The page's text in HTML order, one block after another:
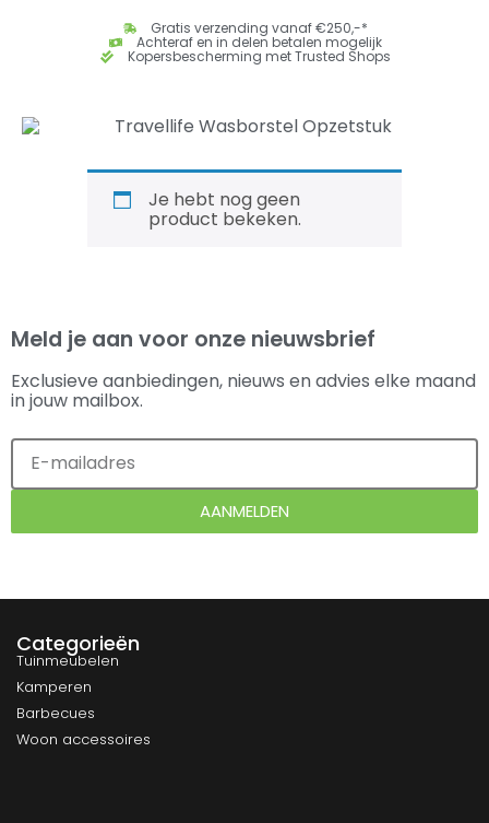
Gratis verzending vanaf €250,-*
Achteraf en in delen betalen mogelijk
Kopersbescherming met Trusted Shops
Je hebt nog geen
product bekeken.
Meld je aan voor onze nieuwsbrief
Exclusieve aanbiedingen, nieuws en advies elke maand
in jouw mailbox.
AANMELDEN
Categorieën
Tuinmeubelen
Kamperen
Barbecues
Woon accessoires